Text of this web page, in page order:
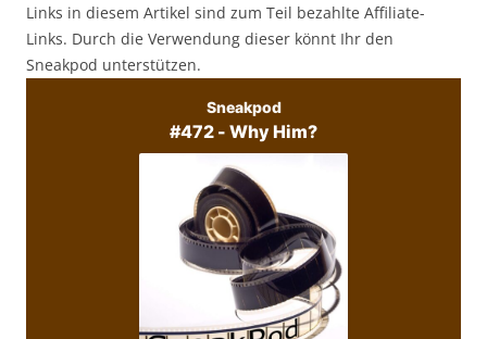
Links in diesem Artikel sind zum Teil bezahlte Affiliate-
Links. Durch die Verwendung dieser könnt Ihr den
Sneakpod unterstützen.